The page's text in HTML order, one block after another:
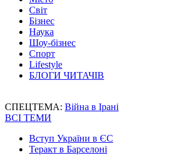
Світ
Бізнес
Наука
Шоу-бізнес
Спорт
Lifestyle
БЛОГИ ЧИТАЧІВ
СПЕЦТЕМА: Війна в Ірані
ВСІ ТЕМИ
Вступ України в ЄС
Теракт в Барселоні